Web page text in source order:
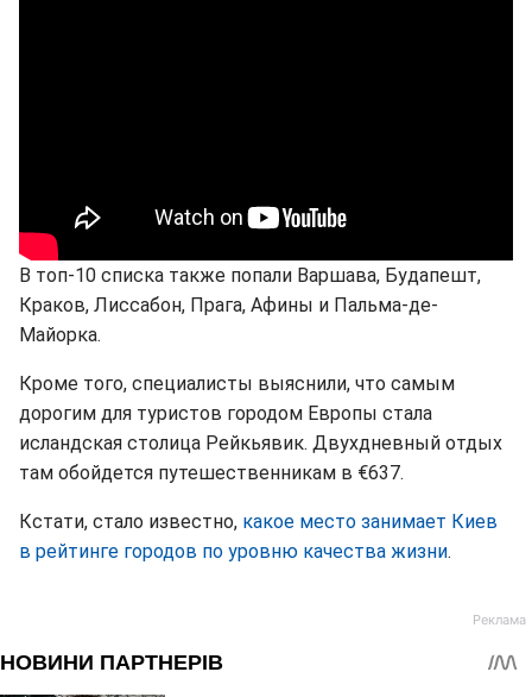
В топ-10 списка также попали Варшава, Будапешт,
Краков, Лиссабон, Прага, Афины и Пальма-де-
Майорка.
Кроме того, специалисты выяснили, что самым
дорогим для туристов городом Европы стала
исландская столица Рейкьявик. Двухдневный отдых
там обойдется путешественникам в €637.
Кстати, стало известно, какое место занимает Киев
в рейтинге городов по уровню качества жизни.